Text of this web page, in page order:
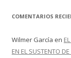
COMENTARIOS
Wilmer García en
EN EL SUSTENTO